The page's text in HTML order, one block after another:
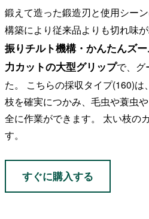
鍛えて造った鍛造刃と使用シー
構築により従来品よりも切れ味
振りチルト機構・かんたんズ
力カットの大型グリップで、グ
た。 こちらの採収タイプ(160)
枝を確実につかみ、毛虫や蓑虫
全に作業ができます。 太い枝の
す。
すぐに購入する